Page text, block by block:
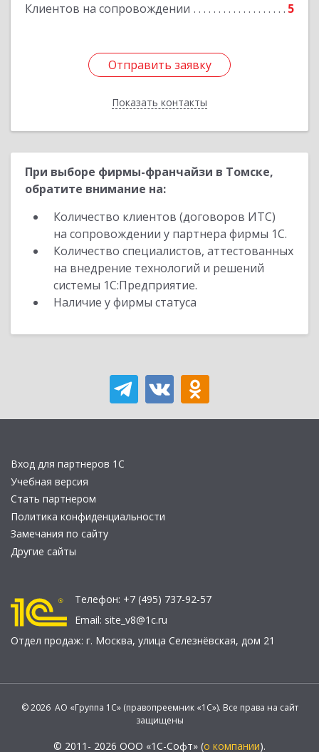
Клиентов на сопровождении 5
Отправить заявку
Показать контакты
Отправить заявку
Назад
При выборе фирмы-франчайзи в Томске,
обратите внимание на:
Количество клиентов (договоров ИТС)
на сопровождении у партнера фирмы 1С.
Количество специалистов, аттестованных
на внедрение технологий и решений
системы 1С:Предприятие.
Наличие у фирмы статуса
Вход для партнеров 1С
Учебная версия
Стать партнером
Политика конфиденциальности
Замечания по сайту
Другие сайты
Телефон: +7 (495) 737-92-57
Email: site_v8@1c.ru
Отдел продаж: г. Москва, улица Селезнёвская, дом 21
© 2026 АО «Группа 1С» (правопреемник «1С»). Все права на сайт
защищены
© 2011- 2026 ООО «1С-Софт» (о компании).